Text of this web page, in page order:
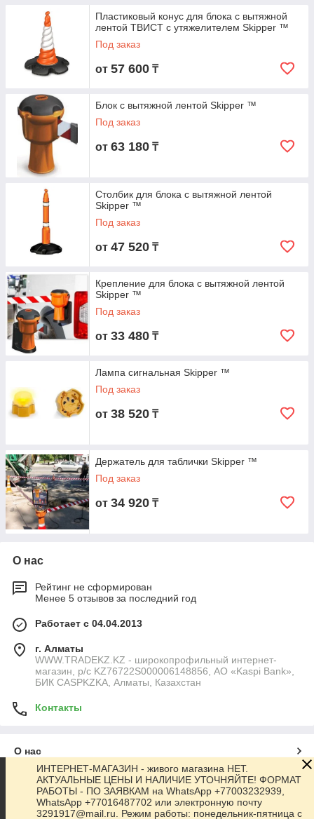
Пластиковый конус для блока с вытяжной
лентой ТВИСТ с утяжелителем Skipper ™
Под заказ
от 57 600 ₸
Блок с вытяжной лентой Skipper ™
Под заказ
от 63 180 ₸
Столбик для блока с вытяжной лентой
Skipper ™
Под заказ
от 47 520 ₸
Крепление для блока с вытяжной лентой
Skipper ™
Под заказ
от 33 480 ₸
Лампа сигнальная Skipper ™
Под заказ
от 38 520 ₸
Держатель для таблички Skipper ™
Под заказ
от 34 920 ₸
О нас
Рейтинг не сформирован
Менее 5 отзывов за последний год
Работает с 04.04.2013
г. Алматы
WWW.TRADEKZ.KZ - широкопрофильный интернет-
магазин, р/с KZ76722S000006148856, АО «Kaspi Bank»,
БИК CASPKZKA, Алматы, Казахстан
Контакты
О нас
Контакты
ИНТЕРНЕТ-МАГАЗИН - живого магазина НЕТ.
АКТУАЛЬНЫЕ ЦЕНЫ И НАЛИЧИЕ УТОЧНЯЙТЕ! ФОРМАТ
РАБОТЫ - ПО ЗАЯВКАМ на WhatsApp +77003232939,
WhatsApp +77016487702 или электронную почту
3291917@mail.ru. Режим работы: понедельник-пятница с